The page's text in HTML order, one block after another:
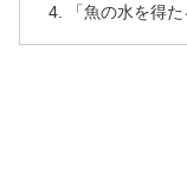
「魚の水を得